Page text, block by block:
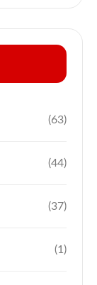
(63)
(44)
(37)
(1)